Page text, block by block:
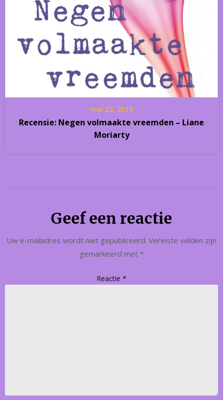
mei 23, 2019
Recensie: Negen volmaakte vreemden – Liane
Moriarty
Geef een reactie
Uw e-mailadres wordt niet gepubliceerd. Vereiste velden zijn
gemarkeerd met *
Reactie *